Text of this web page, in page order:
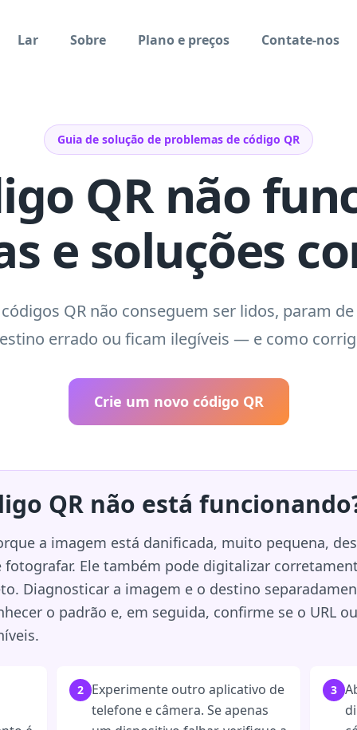
Lar Sobre Plano e preços Contate-nos
Guia de solução de problemas de código QR
QR não
e soluções
QR não conseguem ser lidos, param
errado ou ficam ilegíveis — e como
Crie um novo código QR
QR não está
a imagem está danificada, muito pequena,
Ele também pode digitalizar
Diagnosticar a imagem e o destino
o padrão e, em seguida, confirme se o URL
2 Experimente outro aplicativo de
telefone e câmera. Se apenas
3